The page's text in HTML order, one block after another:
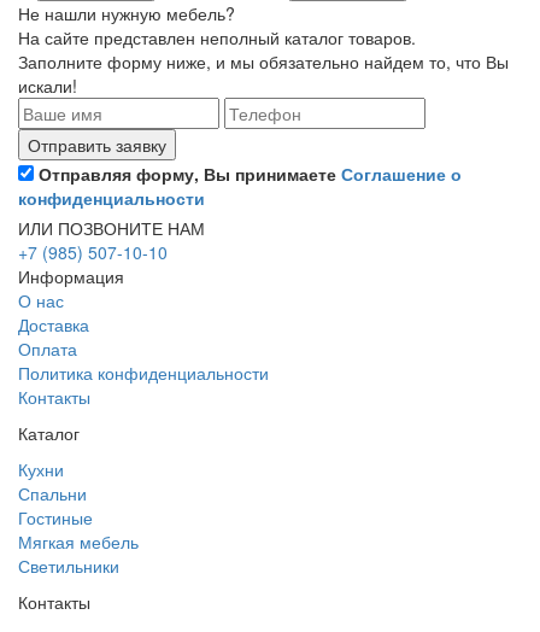
Не нашли нужную мебель?
На сайте представлен неполный каталог товаров.
Заполните форму ниже, и мы обязательно найдем то, что Вы
искали!
Отправляя форму, Вы принимаете Соглашение о
конфиденциальности
ИЛИ ПОЗВОНИТЕ НАМ
+7 (985) 507-10-10
Информация
О нас
Доставка
Оплата
Политика конфиденциальности
Контакты
Каталог
Кухни
Спальни
Гостиные
Мягкая мебель
Светильники
Контакты